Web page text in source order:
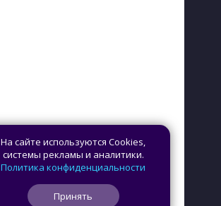
На сайте используются Cookies,
системы рекламы и аналитики.
Политика конфиденциальности
Принять